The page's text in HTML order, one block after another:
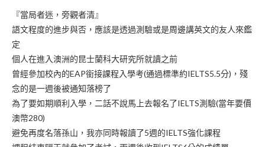
『當局者迷，旁觀者清』
語文程度的進步與否，應該是透過測驗或是周邊講英文的友人來鑑
定
個人在進入澳洲的昆士蘭科大研究所就讀之前
曾經參加校內的EAP銜接課程入學考(通過標準約IELTS5.5分)，殘
念的是一週後被通知落榜了
為了要如期順利入學，二話不說馬上去報名了IELTS測驗(當年要價
澳幣280)
避免再度名落孫山，我亦同時報讀了5週的IELTS強化課程